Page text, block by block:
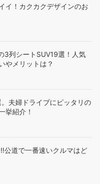
イ！カクカクデザインのお
3列シートSUV19選！人気
やメリットは？
夫婦ドライブにピッタリの
挙紹介！
道で一番速いクルマはど